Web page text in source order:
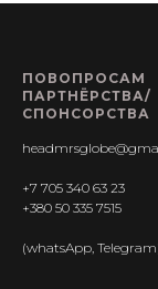
ПОВОПРОСАМ
ПАРТНЁРСТВА/
CПОНСОРСТВА
+7 705 340 63 23
+380 50 335 7515
(whatsApp,